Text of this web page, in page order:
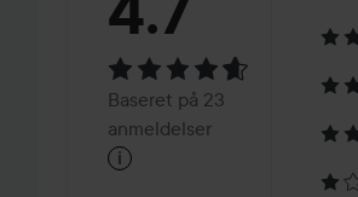
4.7
på
Baseret på 23
anmeldelser
i